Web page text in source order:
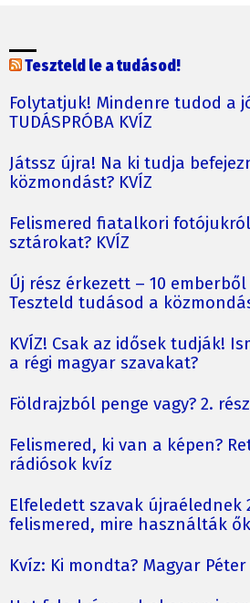
Teszteld le a tudásod!
Folytatjuk! Mindenre tudod a
TUDÁSPRÓBA KVÍZ
Játssz újra! Na ki tudja
közmondást? KVÍZ
Felismered fiatalkori
sztárokat? KVÍZ
Új rész érkezett – 10
Teszteld tudásod a
KVÍZ! Csak az idősek tudják!
a régi magyar szavakat?
Földrajzból penge vagy? 2.
Felismered, ki van a képen?
rádiósok kvíz
Elfeledett szavak újraélednek
felismered, mire használták
Kvíz: Ki mondta? Magyar